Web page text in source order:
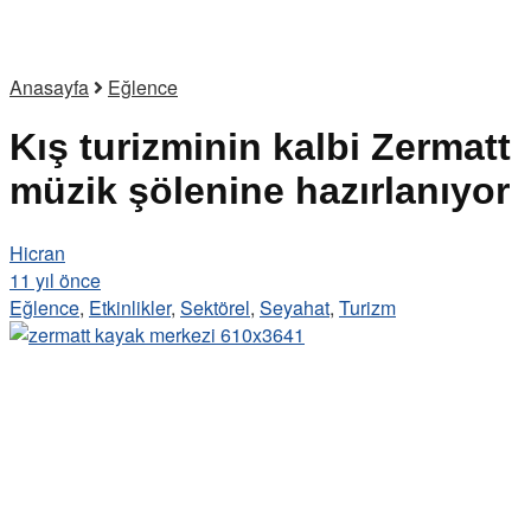
Anasayfa Eğlence
Kış turizminin kalbi Zermatt
müzik şölenine hazırlanıyor
Hicran
11 yıl önce
Eğlence, Etkinlikler, Sektörel, Seyahat, Turizm